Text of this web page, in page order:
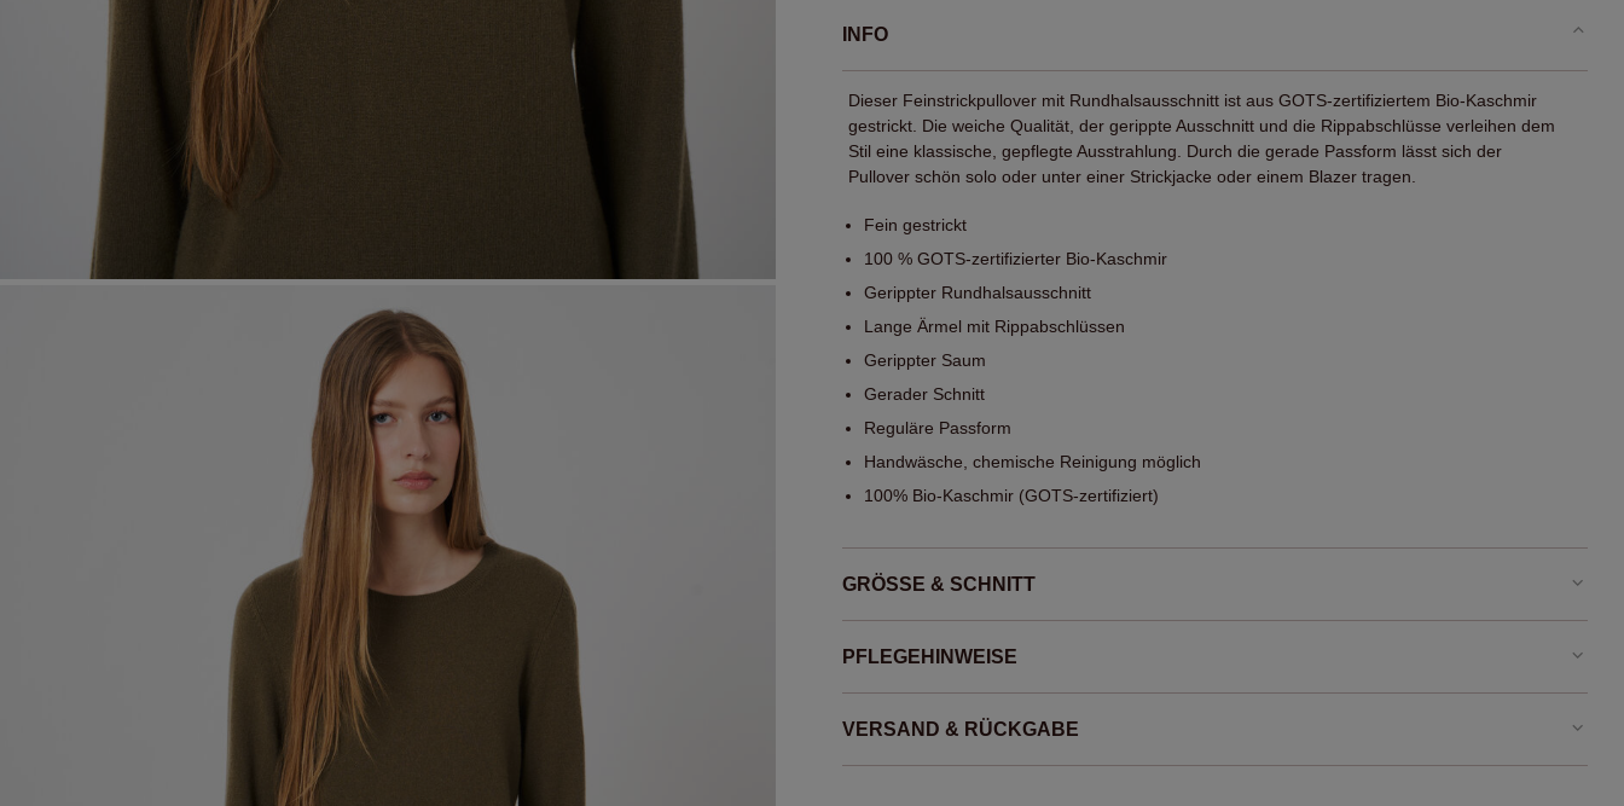
INFO
Dieser Feinstrickpullover mit Rundhalsausschnitt ist aus GOTS-zertifiziertem Bio-Kaschmir
gestrickt. Die weiche Qualität, der gerippte Ausschnitt und die Rippabschlüsse verleihen dem
Stil eine klassische, gepflegte Ausstrahlung. Durch die gerade Passform lässt sich der
Pullover schön solo oder unter einer Strickjacke oder einem Blazer tragen.
Fein gestrickt
100 % GOTS-zertifizierter Bio-Kaschmir
Gerippter Rundhalsausschnitt
Lange Ärmel mit Rippabschlüssen
Gerippter Saum
Gerader Schnitt
Reguläre Passform
Handwäsche, chemische Reinigung möglich
100% Bio-Kaschmir (GOTS-zertifiziert)
GRÖSSE & SCHNITT
PFLEGEHINWEISE
VERSAND & RÜCKGABE